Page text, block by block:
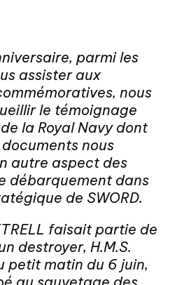
parmi les
assister aux
nous
le témoignage
la Royal Navy dont
nous
autre aspect des
débarquement dans
de SWORD.
faisait partie de
destroyer, H.M.S.
petit matin du 6 juin,